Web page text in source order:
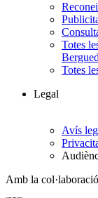
Totes
Totes
Legal
Avís
Amb la